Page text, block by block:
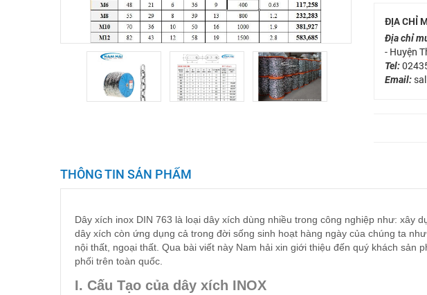
ĐỊA CHỈ
Địa chỉ
- Huyện
Tel:
Email:
THÔNG TIN SẢN PHẨM
Dây xích inox DIN 763 là loại dây xích dùng nhiều trong công nghiệp như: xây
dây xích còn ứng dụng cả trong đời sống sinh hoạt hàng ngày của chúng ta
nội thất, ngoại thất. Qua bài viết này Nam hải xin giới thiệu đến quý khách sản
phối trên toàn quốc.
I. Cấu Tạo của dây xích INOX